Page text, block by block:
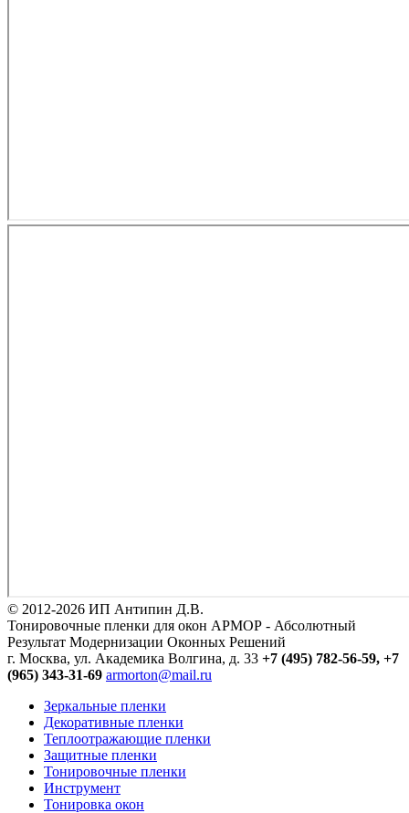
© 2012-2026 ИП Антипин Д.В.
Тонировочные пленки для окон АРМОР - Абсолютный
Результат Модернизации Оконных Решений
г. Москва, ул. Академика Волгина, д. 33 +7 (495) 782-56-59, +7
(965) 343-31-69 armorton@mail.ru
Зеркальные пленки
Декоративные пленки
Теплоотражающие пленки
Защитные пленки
Тонировочные пленки
Инструмент
Тонировка окон